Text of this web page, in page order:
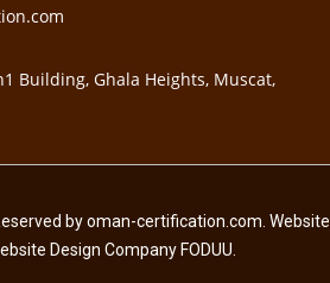
Building, Ghala Heights, Muscat,
by oman-certification.com. Website
Design Company FODUU.